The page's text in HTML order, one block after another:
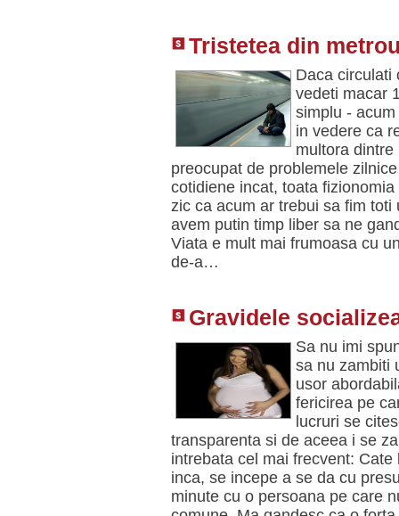
Tristetea din
Daca circulati
vedeti macar
simplu -
in vedere ca
multora
preocupat de problemele
cotidiene incat, toata
zic ca acum ar trebui sa fim
avem putin timp liber sa ne
Viata e mult mai frumoasa cu
de-a…
Gravidele
Sa nu imi
sa nu zambiti
usor
fericirea pe
lucruri se
transparenta si de aceea i se
intrebata cel mai frecvent:
inca, se incepe a se da cu
minute cu o persoana pe care